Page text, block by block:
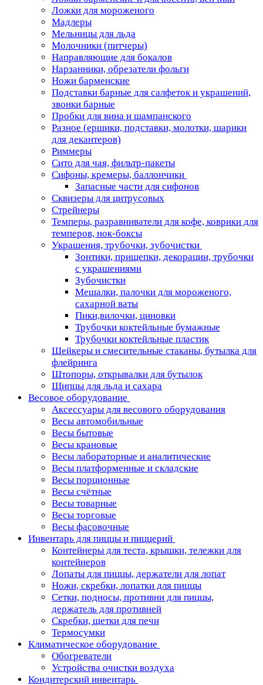
Ложки для мороженого
Мадлеры
Мельницы для льда
Молочники (питчеры)
Направляющие для бокалов
Нарзанники, обрезатели фольги
Ножи барменские
Подставки барные для салфеток и украшений,
звонки барные
Пробки для вина и шампанского
Разное (ершики, подставки, молотки, шарики
для декантеров)
Риммеры
Сито для чая, фильтр-пакеты
Сифоны, кремеры, баллончики
Запасные части для сифонов
Сквизеры для цитрусовых
Стрейнеры
Темперы, разравниватели для кофе, коврики для
темперов, нок-боксы
Украшения, трубочки, зубочистки
Зонтики, прищепки, декорации, трубочки
с украшениями
Зубочистки
Мешалки, палочки для мороженого,
сахарной ваты
Пики,вилочки, циновки
Трубочки коктейльные бумажные
Трубочки коктейльные пластик
Шейкеры и смесительные стаканы, бутылка для
флейринга
Штопоры, открывалки для бутылок
Щипцы для льда и сахара
Весовое оборудование
Аксессуары для весового оборудования
Весы автомобильные
Весы бытовые
Весы крановые
Весы лабораторные и аналитические
Весы платформенные и складские
Весы порционные
Весы счётные
Весы товарные
Весы торговые
Весы фасовочные
Инвентарь для пиццы и пиццерий
Контейнеры для теста, крышки, тележки для
контейнеров
Лопаты для пиццы, держатели для лопат
Ножи, скребки, лопатки для пиццы
Сетки, подносы, противни для пиццы,
держатель для противней
Скребки, щетки для печи
Термосумки
Климатическое оборудование
Обогреватели
Устройства очистки воздуха
Кондитерский инвентарь